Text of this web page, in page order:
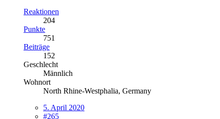
Reaktionen
204
Punkte
751
Beiträge
152
Geschlecht
Männlich
Wohnort
North Rhine-Westphalia, Germany
5. April 2020
#265